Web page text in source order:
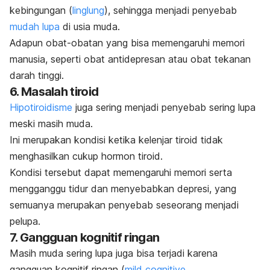
kebingungan (linglung), sehingga menjadi penyebab
mudah lupa di usia muda.
Adapun obat-obatan yang bisa memengaruhi memori
manusia, seperti obat antidepresan atau obat tekanan
darah tinggi.
6. Masalah tiroid
Hipotiroidisme juga sering menjadi penyebab sering lupa
meski masih muda.
Ini merupakan kondisi ketika kelenjar tiroid tidak
menghasilkan cukup hormon tiroid.
Kondisi tersebut dapat memengaruhi memori serta
mengganggu tidur dan menyebabkan depresi, yang
semuanya merupakan penyebab seseorang menjadi
pelupa.
7. Gangguan kognitif ringan
Masih muda sering lupa juga bisa terjadi karena